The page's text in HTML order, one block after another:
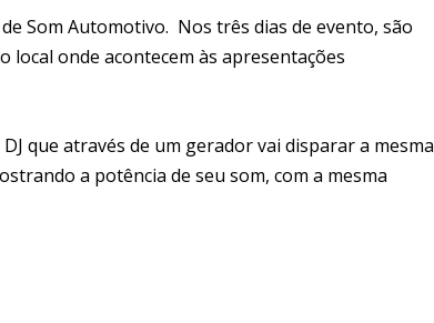
Som Automotivo. Nos três dias de evento, são
local onde acontecem às apresentações
que através de um gerador vai disparar a mesma
a potência de seu som, com a mesma